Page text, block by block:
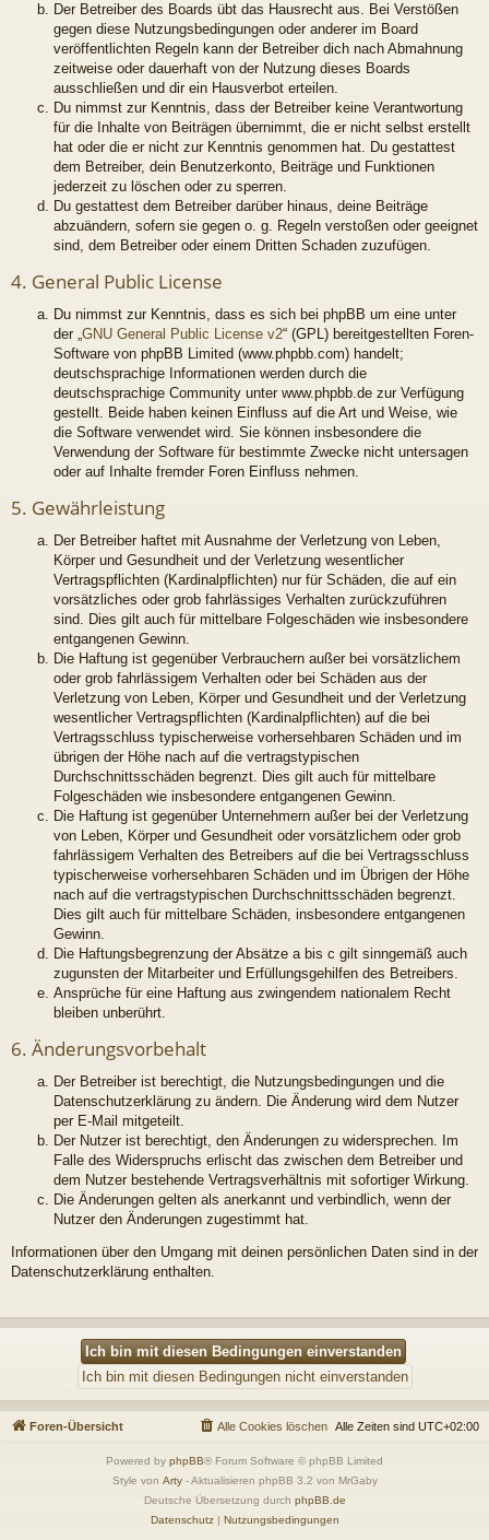
Der Betreiber des Boards übt das Hausrecht aus. Bei Verstößen
gegen diese Nutzungsbedingungen oder anderer im Board
veröffentlichten Regeln kann der Betreiber dich nach Abmahnung
zeitweise oder dauerhaft von der Nutzung dieses Boards
ausschließen und dir ein Hausverbot erteilen.
Du nimmst zur Kenntnis, dass der Betreiber keine Verantwortung
für die Inhalte von Beiträgen übernimmt, die er nicht selbst erstellt
hat oder die er nicht zur Kenntnis genommen hat. Du gestattest
dem Betreiber, dein Benutzerkonto, Beiträge und Funktionen
jederzeit zu löschen oder zu sperren.
Du gestattest dem Betreiber darüber hinaus, deine Beiträge
abzuändern, sofern sie gegen o. g. Regeln verstoßen oder geeignet
sind, dem Betreiber oder einem Dritten Schaden zuzufügen.
4. General Public License
Du nimmst zur Kenntnis, dass es sich bei phpBB um eine unter
der „GNU General Public License v2“ (GPL) bereitgestellten Foren-
Software von phpBB Limited (www.phpbb.com) handelt;
deutschsprachige Informationen werden durch die
deutschsprachige Community unter www.phpbb.de zur Verfügung
gestellt. Beide haben keinen Einfluss auf die Art und Weise, wie
die Software verwendet wird. Sie können insbesondere die
Verwendung der Software für bestimmte Zwecke nicht untersagen
oder auf Inhalte fremder Foren Einfluss nehmen.
5. Gewährleistung
Der Betreiber haftet mit Ausnahme der Verletzung von Leben,
Körper und Gesundheit und der Verletzung wesentlicher
Vertragspflichten (Kardinalpflichten) nur für Schäden, die auf ein
vorsätzliches oder grob fahrlässiges Verhalten zurückzuführen
sind. Dies gilt auch für mittelbare Folgeschäden wie insbesondere
entgangenen Gewinn.
Die Haftung ist gegenüber Verbrauchern außer bei vorsätzlichem
oder grob fahrlässigem Verhalten oder bei Schäden aus der
Verletzung von Leben, Körper und Gesundheit und der Verletzung
wesentlicher Vertragspflichten (Kardinalpflichten) auf die bei
Vertragsschluss typischerweise vorhersehbaren Schäden und im
übrigen der Höhe nach auf die vertragstypischen
Durchschnittsschäden begrenzt. Dies gilt auch für mittelbare
Folgeschäden wie insbesondere entgangenen Gewinn.
Die Haftung ist gegenüber Unternehmern außer bei der Verletzung
von Leben, Körper und Gesundheit oder vorsätzlichem oder grob
fahrlässigem Verhalten des Betreibers auf die bei Vertragsschluss
typischerweise vorhersehbaren Schäden und im Übrigen der Höhe
nach auf die vertragstypischen Durchschnittsschäden begrenzt.
Dies gilt auch für mittelbare Schäden, insbesondere entgangenen
Gewinn.
Die Haftungsbegrenzung der Absätze a bis c gilt sinngemäß auch
zugunsten der Mitarbeiter und Erfüllungsgehilfen des Betreibers.
Ansprüche für eine Haftung aus zwingendem nationalem Recht
bleiben unberührt.
6. Änderungsvorbehalt
Der Betreiber ist berechtigt, die Nutzungsbedingungen und die
Datenschutzerklärung zu ändern. Die Änderung wird dem Nutzer
per E-Mail mitgeteilt.
Der Nutzer ist berechtigt, den Änderungen zu widersprechen. Im
Falle des Widerspruchs erlischt das zwischen dem Betreiber und
dem Nutzer bestehende Vertragsverhältnis mit sofortiger Wirkung.
Die Änderungen gelten als anerkannt und verbindlich, wenn der
Nutzer den Änderungen zugestimmt hat.
Informationen über den Umgang mit deinen persönlichen Daten sind in der
Datenschutzerklärung enthalten.
Foren-Übersicht Alle Zeiten sind UTC+02:00
Alle Cookies löschen
Powered by phpBB® Forum Software © phpBB Limited
Style von Arty- Aktualisieren phpBB 3.2 von MrGaby
Deutsche Übersetzung durch phpBB.de
Datenschutz| Nutzungsbedingungen